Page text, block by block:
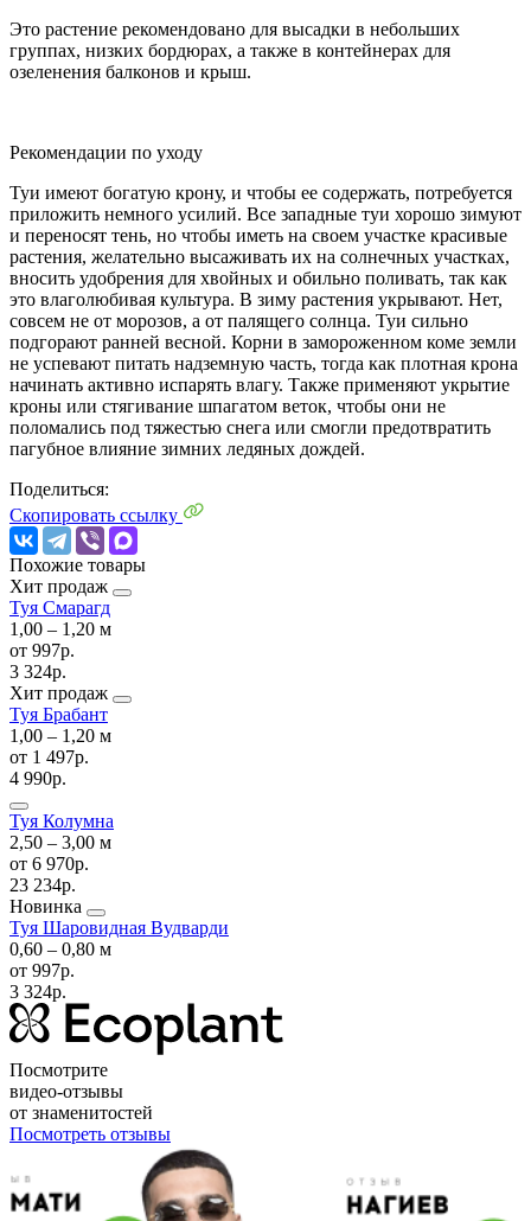
Это растение рекомендовано для высадки в небольших
группах, низких бордюрах, а также в контейнерах для
озеленения балконов и крыш.
Рекомендации по уходу
Туи имеют богатую крону, и чтобы ее содержать, потребуется
приложить немного усилий. Все западные туи хорошо зимуют
и переносят тень, но чтобы иметь на своем участке красивые
растения, желательно высаживать их на солнечных участках,
вносить удобрения для хвойных и обильно поливать, так как
это влаголюбивая культура. В зиму растения укрывают. Нет,
совсем не от морозов, а от палящего солнца. Туи сильно
подгорают ранней весной. Корни в замороженном коме земли
не успевают питать надземную часть, тогда как плотная крона
начинать активно испарять влагу. Также применяют укрытие
кроны или стягивание шпагатом веток, чтобы они не
поломались под тяжестью снега или смогли предотвратить
пагубное влияние зимних ледяных дождей.
Поделиться:
Скопировать ссылку
Похожие товары
Хит продаж
Туя Смарагд
1,00 ‒ 1,20 м
от 997р.
3 324р.
Хит продаж
Туя Брабант
1,00 ‒ 1,20 м
от 1 497р.
4 990р.
Туя Колумна
2,50 ‒ 3,00 м
от 6 970р.
23 234р.
Новинка
Туя Шаровидная Вудварди
0,60 ‒ 0,80 м
от 997р.
3 324р.
Посмотрите
видео-отзывы
от знаменитостей
Посмотреть отзывы